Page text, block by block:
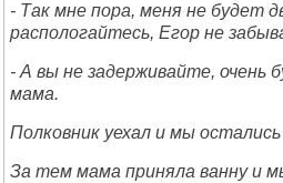
- Так мне пора, меня не будет
распологайтесь, Егор не
- А вы не задерживайте, очень
мама.
Полковник уехал и мы остались
За тем мама приняла ванну и